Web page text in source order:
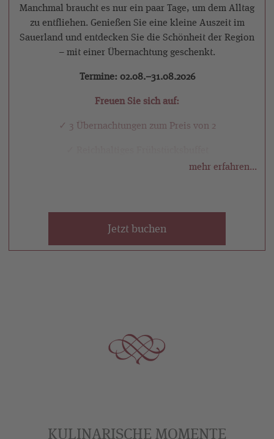
Manchmal braucht es nur ein paar Tage, um dem Alltag
zu entfliehen. Genießen Sie eine kleine Auszeit im
Sauerland und entdecken Sie die Schönheit der Region
– mit einer Übernachtung geschenkt.
Termine: 02.08.–31.08.2026
Freuen Sie sich auf:
✓ 3 Übernachtungen zum Preis von 2
✓ Nutzung des hauseigenen Hallenbads & der
Selbstverständlich kommen Sie auch in den Genuss
unserer regulären Inklusivleistungen. Diese finden
mehr erfahren...
Jetzt buchen
KULINARISCHE MOMENTE